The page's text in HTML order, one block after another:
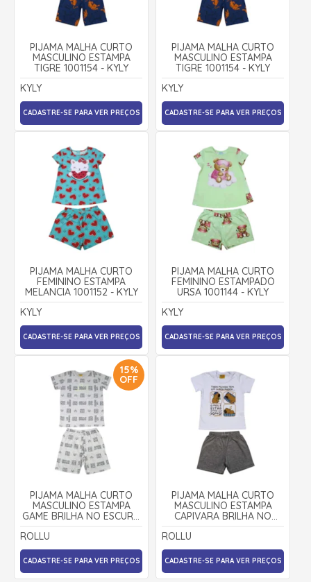
PIJAMA MALHA CURTO
MASCULINO ESTAMPA
TIGRE 1001154 - KYLY
KYLY
CADASTRE-SE PARA VER PREÇOS
PIJAMA MALHA CURTO
MASCULINO ESTAMPA
TIGRE 1001154 - KYLY
KYLY
CADASTRE-SE PARA VER PREÇOS
PIJAMA MALHA CURTO
FEMININO ESTAMPA
MELANCIA 1001152 - KYLY
KYLY
CADASTRE-SE PARA VER PREÇOS
PIJAMA MALHA CURTO
FEMININO ESTAMPADO
URSA 1001144 - KYLY
KYLY
CADASTRE-SE PARA VER PREÇOS
15%
OFF
PIJAMA MALHA CURTO
MASCULINO ESTAMPA
GAME BRILHA NO ESCURO
25292 - ROLLU
ROLLU
CADASTRE-SE PARA VER PREÇOS
PIJAMA MALHA CURTO
MASCULINO ESTAMPA
CAPIVARA BRILHA NO
ESCURO 25294 - ROLLU
ROLLU
CADASTRE-SE PARA VER PREÇOS